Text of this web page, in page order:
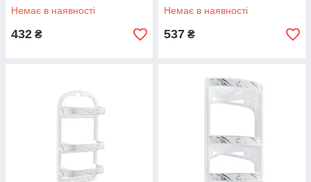
Немає в наявності
432 ₴
Немає в наявності
537 ₴